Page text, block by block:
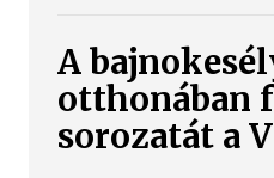
A
otthonában
sorozatát a